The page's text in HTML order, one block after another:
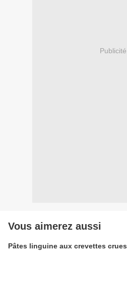
Publicité
Vous aimerez aussi
Pâtes linguine aux crevettes crues